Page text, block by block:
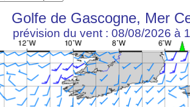
Golfe de Gascogne, Mer
prévision du vent : 08/08/2026 à